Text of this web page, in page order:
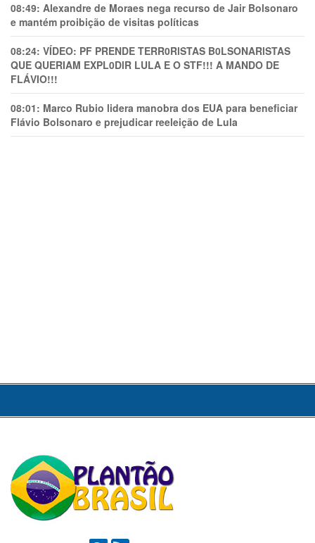
08:49: Alexandre de Moraes nega recurso de Jair Bolsonaro
e mantém proibição de visitas políticas
08:24: VÍDEO: PF PRENDE TERR0RlSTAS B0LSONARlSTAS
QUE QUERIAM EXPL0DlR LULA E O STF!!! A MANDO DE
FLÁVIO!!!
08:01: Marco Rubio lidera manobra dos EUA para beneficiar
Flávio Bolsonaro e prejudicar reeleição de Lula